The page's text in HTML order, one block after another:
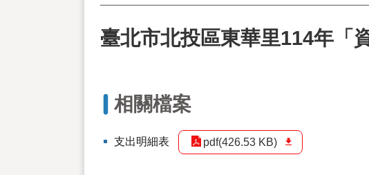
臺北市北投區東華里114年「
相關檔案
支出明細表 pdf(426.53 KB)